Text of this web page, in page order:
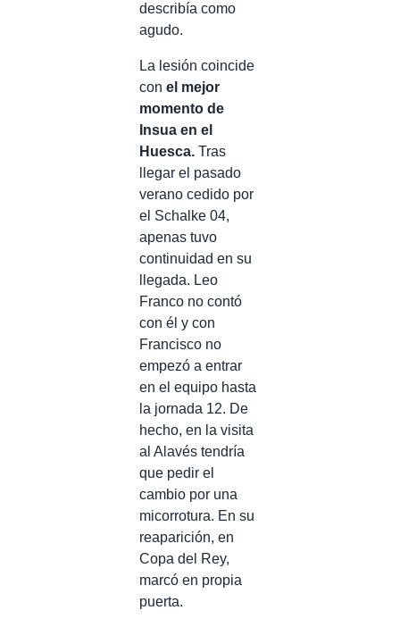
describía como
agudo.
La lesión coincide
con el mejor
momento de
Insua en el
Huesca. Tras
llegar el pasado
verano cedido por
el Schalke 04,
apenas tuvo
continuidad en su
llegada. Leo
Franco no contó
con él y con
Francisco no
empezó a entrar
en el equipo hasta
la jornada 12. De
hecho, en la visita
al Alavés tendría
que pedir el
cambio por una
micorrotura. En su
reaparición, en
Copa del Rey,
marcó en propia
puerta.